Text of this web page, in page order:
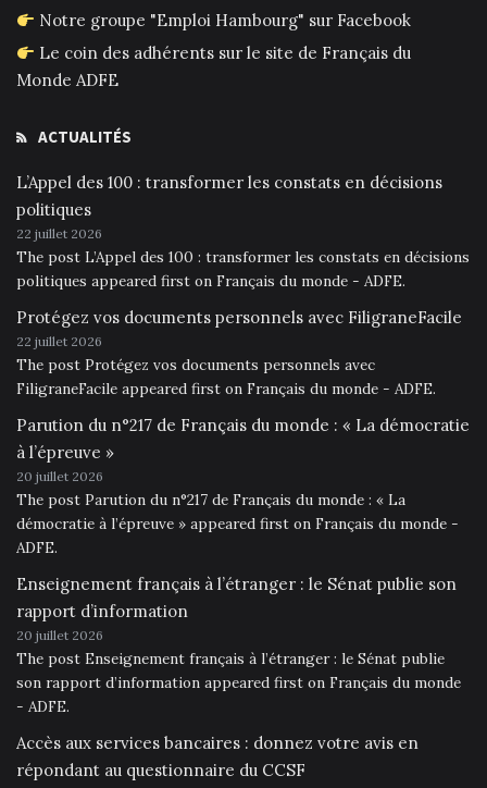
Notre groupe "Emploi Hambourg" sur Facebook
Le coin des adhérents sur le site de Français du
Monde ADFE
ACTUALITÉS
L’Appel des 100 : transformer les constats en décisions
politiques
22 juillet 2026
The post L’Appel des 100 : transformer les constats en décisions
politiques appeared first on Français du monde - ADFE.
Protégez vos documents personnels avec FiligraneFacile
22 juillet 2026
The post Protégez vos documents personnels avec
FiligraneFacile appeared first on Français du monde - ADFE.
Parution du n°217 de Français du monde : « La démocratie
à l’épreuve »
20 juillet 2026
The post Parution du n°217 de Français du monde : « La
démocratie à l’épreuve » appeared first on Français du monde -
ADFE.
Enseignement français à l’étranger : le Sénat publie son
rapport d’information
20 juillet 2026
The post Enseignement français à l’étranger : le Sénat publie
son rapport d’information appeared first on Français du monde
- ADFE.
Accès aux services bancaires : donnez votre avis en
répondant au questionnaire du CCSF